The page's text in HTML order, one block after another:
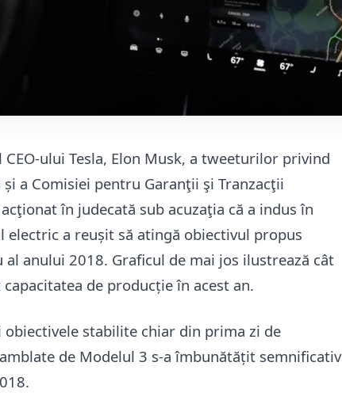
ului Tesla, Elon Musk, a tweeturilor privind
a Comisiei pentru Garanţii şi Tranzacţii
în judecată sub acuzaţia că a indus în
a reușit să atingă obiectivul propus
anului 2018. Graficul de mai jos ilustrează cât
de producție în acest an.
stabilite chiar din prima zi de
de Modelul 3 s-a îmbunătățit semnificativ